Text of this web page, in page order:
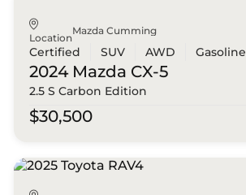
Location
Mazda Cumming
Certified SUV AWD Gasoline
2024 Mazda CX-5
2.5 S Carbon Edition
$30,500